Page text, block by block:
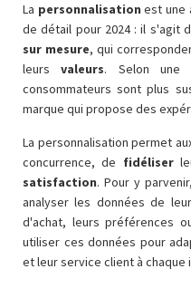
La personnalisation est une
de détail pour 2024 : il s'agit
sur mesure, qui
leursvaleurs. Selon une
consommateurs sont plus
marque qui propose des
La personnalisation permet
concurrence, de fidéliser
satisfaction. Pour y
analyser les données de
d'achat, leurs préférences
utiliser ces données pour
et leur service client à chaque